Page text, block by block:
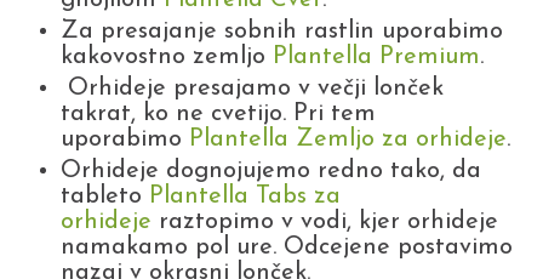
Za presajanje sobnih rastlin uporabimo
kakovostno zemljo Plantella Premium.
Orhideje presajamo v večji lonček
takrat, ko ne cvetijo. Pri tem
uporabimo Plantella Zemljo za orhideje.
Orhideje dognojujemo redno tako, da
tableto Plantella Tabs za
orhideje raztopimo v vodi, kjer orhideje
namakamo pol ure. Odcejene postavimo
nazaj v okrasni lonček.